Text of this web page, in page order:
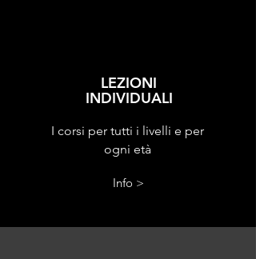
LEZIONI
INDIVIDUALI
I corsi per tutti i livelli e per
ogni età
Info >